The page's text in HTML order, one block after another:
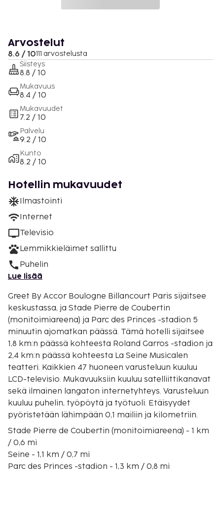
Arvostelut
8.6 / 10111 arvostelusta
Siisteys
8.8 / 10
Mukavuus
8.4 / 10
Mukavuudet
7.2 / 10
Palvelu
9.2 / 10
Kunto
8.2 / 10
Hotellin mukavuudet
Ilmastointi
Internet
Televisio
Lemmikkieläimet sallittu
Puhelin
Lue lisää
Greet By Accor Boulogne Billancourt Paris sijaitsee
keskustassa, ja Stade Pierre de Coubertin
(monitoimiareena) ja Parc des Princes -stadion 5
minuutin ajomatkan päässä. Tämä hotelli sijaitsee
1,8 km:n päässä kohteesta Roland Garros -stadion ja
2,4 km:n päässä kohteesta La Seine Musicalen
teatteri. Kaikkien 47 huoneen varusteluun kuuluu
LCD-televisio. Mukavuuksiin kuuluu satelliittikanavat
sekä ilmainen langaton internetyhteys. Varusteluun
kuuluu puhelin, työpöytä ja työtuoli. Etäisyydet
pyöristetään lähimpään 0,1 mailiin ja kilometriin.
Stade Pierre de Coubertin (monitoimiareena) - 1 km
/ 0,6 mi
Seine - 1,1 km / 0,7 mi
Parc des Princes -stadion - 1,3 km / 0,8 mi